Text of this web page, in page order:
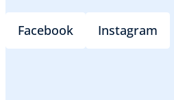
Facebook Instagram